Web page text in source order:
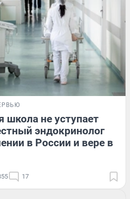
школа не уступает
эндокринолог
в России и вере в
17